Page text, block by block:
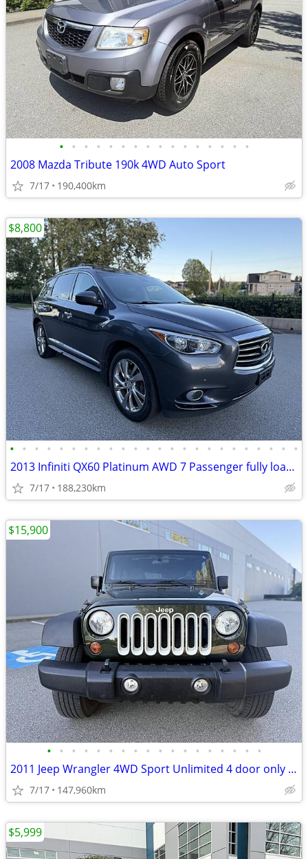
• • • • • • • • • • • • • • • •
2008 Mazda Tribute 190k 4WD Auto Sport
7/17 190,400km
• • • • • • • • • • • • • • • • • • • • • • • •
2013 Infiniti QX60 Platinum AWD 7 Passenger fully loaded serviced up t
7/17 188,230km
$8,800
• • • • • • • • • • • • • • • • • •
2011 Jeep Wrangler 4WD Sport Unlimited 4 door only 147k BC car perfect
7/17 147,960km
$15,900
$5,999